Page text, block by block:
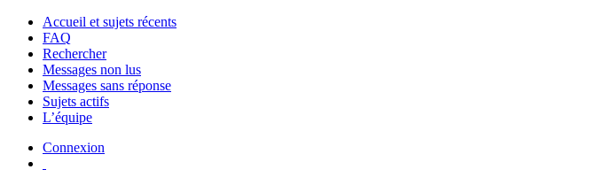
Accueil et sujets récents
FAQ
Rechercher
Messages non lus
Messages sans réponse
Sujets actifs
L’équipe
Connexion